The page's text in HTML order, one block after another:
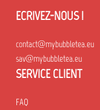
ECRIVEZ-NOUS !
contact@mybubbletea.eu
sav@mybubbletea.eu
SERVICE CLIENT
FAQ